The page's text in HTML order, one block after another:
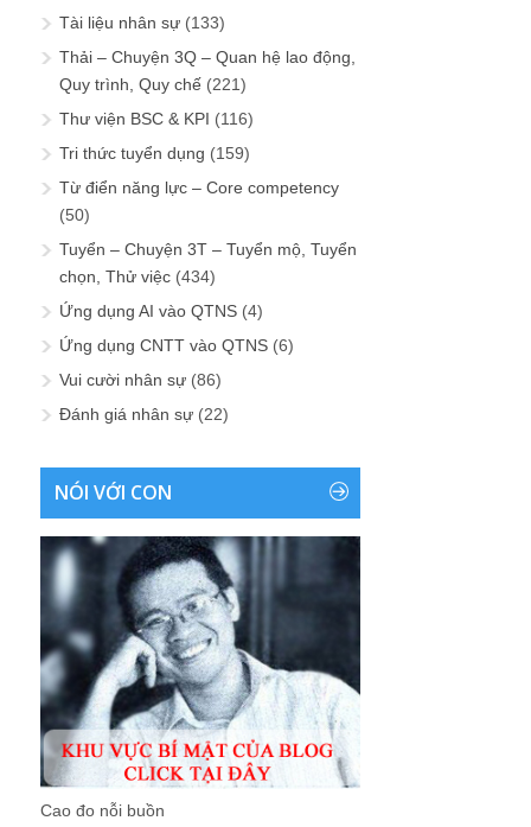
Tài liệu nhân sự (133)
Thải – Chuyện 3Q – Quan hệ lao động,
Quy trình, Quy chế (221)
Thư viện BSC & KPI (116)
Tri thức tuyển dụng (159)
Từ điển năng lực – Core competency
(50)
Tuyển – Chuyện 3T – Tuyển mộ, Tuyển
chọn, Thử việc (434)
Ứng dụng AI vào QTNS (4)
Ứng dụng CNTT vào QTNS (6)
Vui cười nhân sự (86)
Đánh giá nhân sự (22)
NÓI VỚI CON
Cao đo nỗi buồn